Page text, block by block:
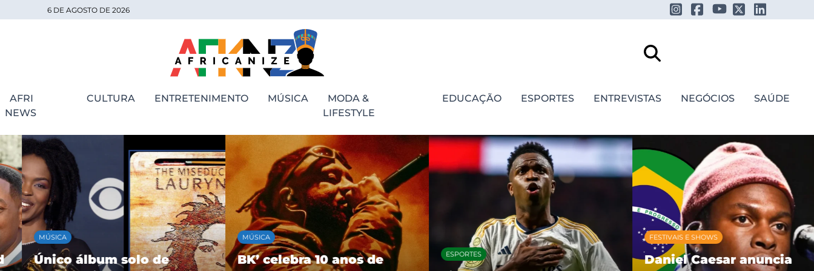
6 DE AGOSTO DE 2026
AFRI
NEWS
CULTURA ENTRETENIMENTO MÚSICA
MODA &
LIFESTYLE
EDUCAÇÃO ESPORTES ENTREVISTAS NEGÓCIOS SAÚDE
MÚSICA
Único álbum solo de
MÚSICA
BK’ celebra 10 anos de
ESPORTES
FESTIVAIS E SHOWS
Daniel Caesar anuncia